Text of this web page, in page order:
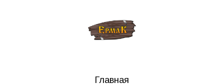
Главная